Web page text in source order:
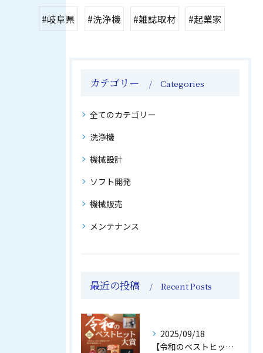
#岐阜県 #洗浄機 #雑誌取材 #起業家
カテゴリー Categories
全てのカテゴリー
洗浄機
機械設計
ソフト開発
機械販売
メンテナンス
最近の投稿 Recent Posts
2025/09/18
【令和のベストヒット大賞】に選出されました！！